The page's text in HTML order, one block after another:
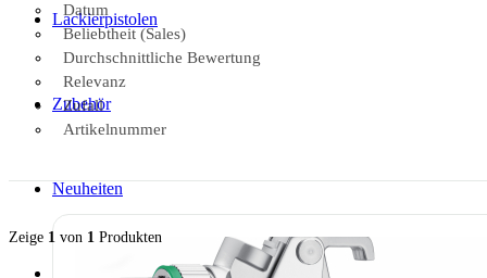
Lackierpistolen
Zubehör
Neuheiten
Datum
Beliebtheit (Sales)
Durchschnittliche Bewertung
Relevanz
Zufall
Artikelnummer
Zeige 1 von 1 Produkten